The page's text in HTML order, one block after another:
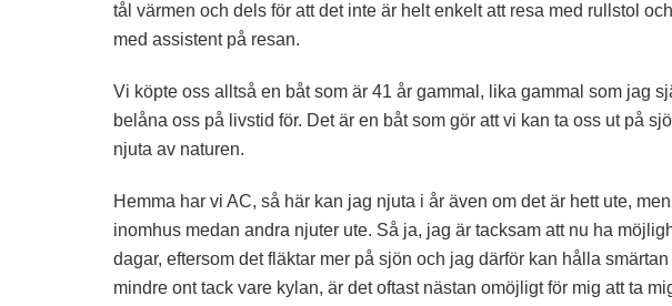
tål värmen och dels för att det inte är helt enkelt att resa med rullstol
med assistent på resan.
Vi köpte oss alltså en båt som är 41 år gammal, lika gammal som jag
belåna oss på livstid för. Det är en båt som gör att vi kan ta oss ut på
njuta av naturen.
Hemma har vi AC, så här kan jag njuta i år även om det är hett ute,
inomhus medan andra njuter ute. Så ja, jag är tacksam att nu ha
dagar, eftersom det fläktar mer på sjön och jag därför kan hålla
mindre ont tack vare kylan, är det oftast nästan omöjligt för mig att ta